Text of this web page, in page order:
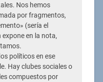
Nos hemos
por fragmentos,
(sería el
en la nota,
políticos en ese
Hay clubes sociales o
compuestos por